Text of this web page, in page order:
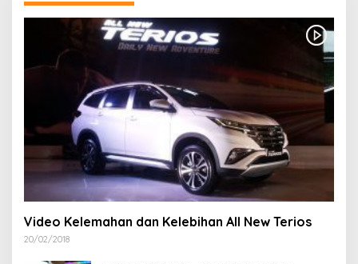
Video Kelemahan dan Kelebihan All New Terios
20/02/2018